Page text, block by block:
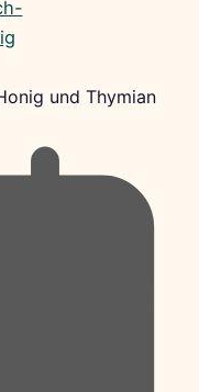
und Thymian